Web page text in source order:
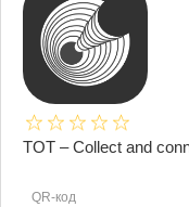
TOT – Collect and
QR-код